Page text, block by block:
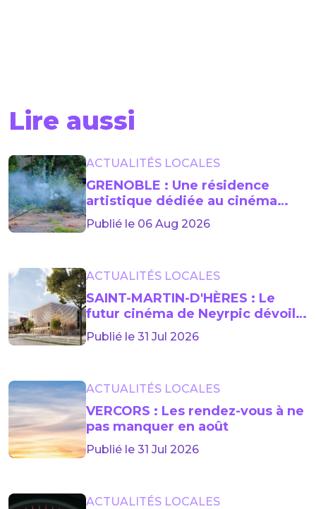
Lire aussi
ACTUALITÉS LOCALES
GRENOBLE : Une résidence
artistique dédiée au cinéma
lancée jusqu’en 2029
Publié le 06 Aug 2026
ACTUALITÉS LOCALES
SAINT-MARTIN-D'HÈRES : Le
futur cinéma de Neyrpic dévoile
sa façade
Publié le 31 Jul 2026
ACTUALITÉS LOCALES
VERCORS : Les rendez-vous à ne
pas manquer en août
Publié le 31 Jul 2026
ACTUALITÉS LOCALES